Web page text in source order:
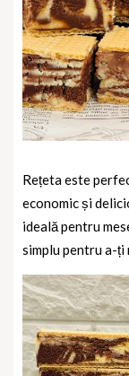
Rețeta este
economic și
ideală pentru
simplu pentru a-ți